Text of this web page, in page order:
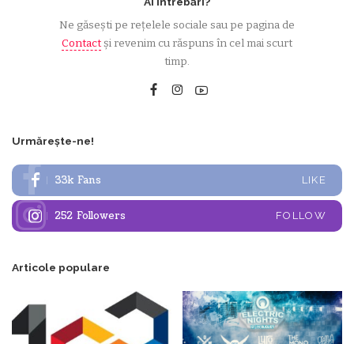
Ne găsești pe rețelele sociale sau pe pagina de
Contactși revenim cu răspuns în cel mai scurt
timp.
Urmărește-ne!
33k Fans LIKE
252 Followers FOLLOW
Articole populare